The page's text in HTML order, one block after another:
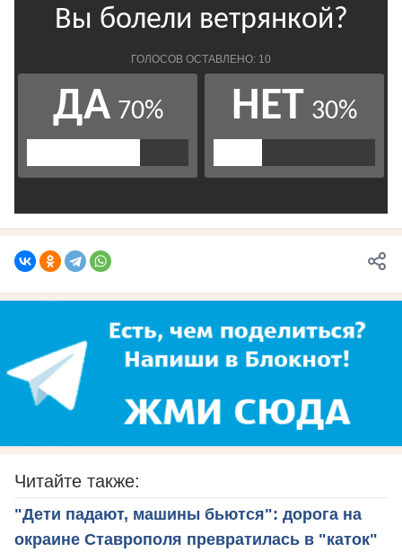
Читайте также:
"Дети падают, машины бьются": дорога на
окраине Ставрополя превратилась в "каток"